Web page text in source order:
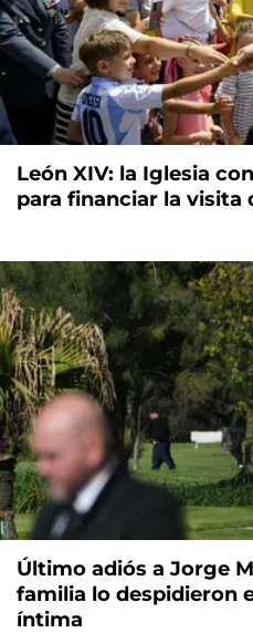
León XIV: la Iglesia
para financiar la visita
Último adiós a Jorge
familia lo despidieron
íntima